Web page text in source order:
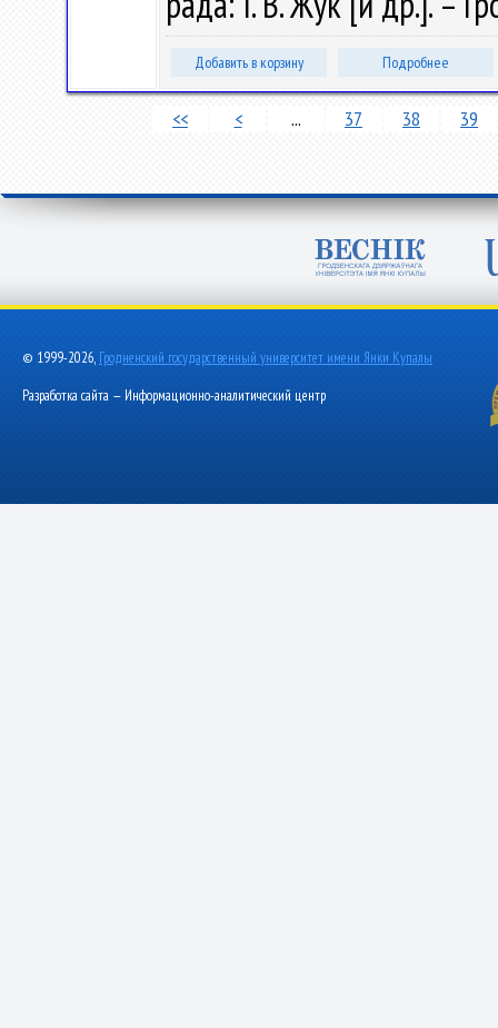
Добавить в корзину Подробнее
<< < ... 37 38 39
© 1999-2026, Гродненский государственный университет имени Янки Купалы
Разработка сайта — Информационно-аналитический центр